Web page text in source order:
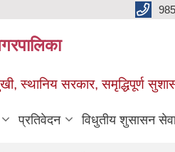
स्थानिय सरकार, समृद्धिपूर्ण
प्रतिवेदन विधुतीय शुसासन